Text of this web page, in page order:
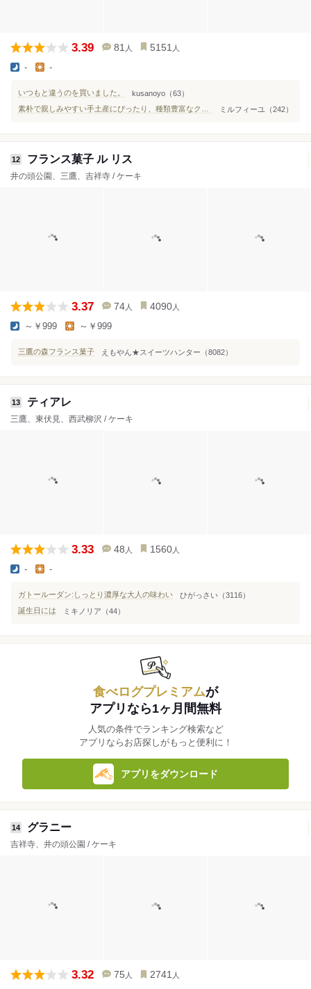
3.39 81 人 5151 人
- -
いつもと違うのを買いました。
kusanoyo（63）
ミルフィーユ（242）
12 フランス菓子 ル リス
井の頭公園、三鷹、吉祥寺 / ケーキ
3.37 74 人 4090 人
～￥999 ～￥999
三鷹の森フランス菓子 えもやん★スイーツハンター（8082）
13 ティアレ
三鷹、東伏見、西武柳沢 / ケーキ
3.33 48 人 1560 人
- -
ガトールーダン:しっとり濃厚な大人の味わい
ひがっさい（3116）
誕生日には
ミキノリア（44）
食べログプレミアムが
アプリなら1ヶ月間無料
人気の条件でランキング検索など
アプリならお店探しがもっと便利に！
アプリをダウンロード
14 グラニー
吉祥寺、井の頭公園 / ケーキ
3.32 75 人 2741 人